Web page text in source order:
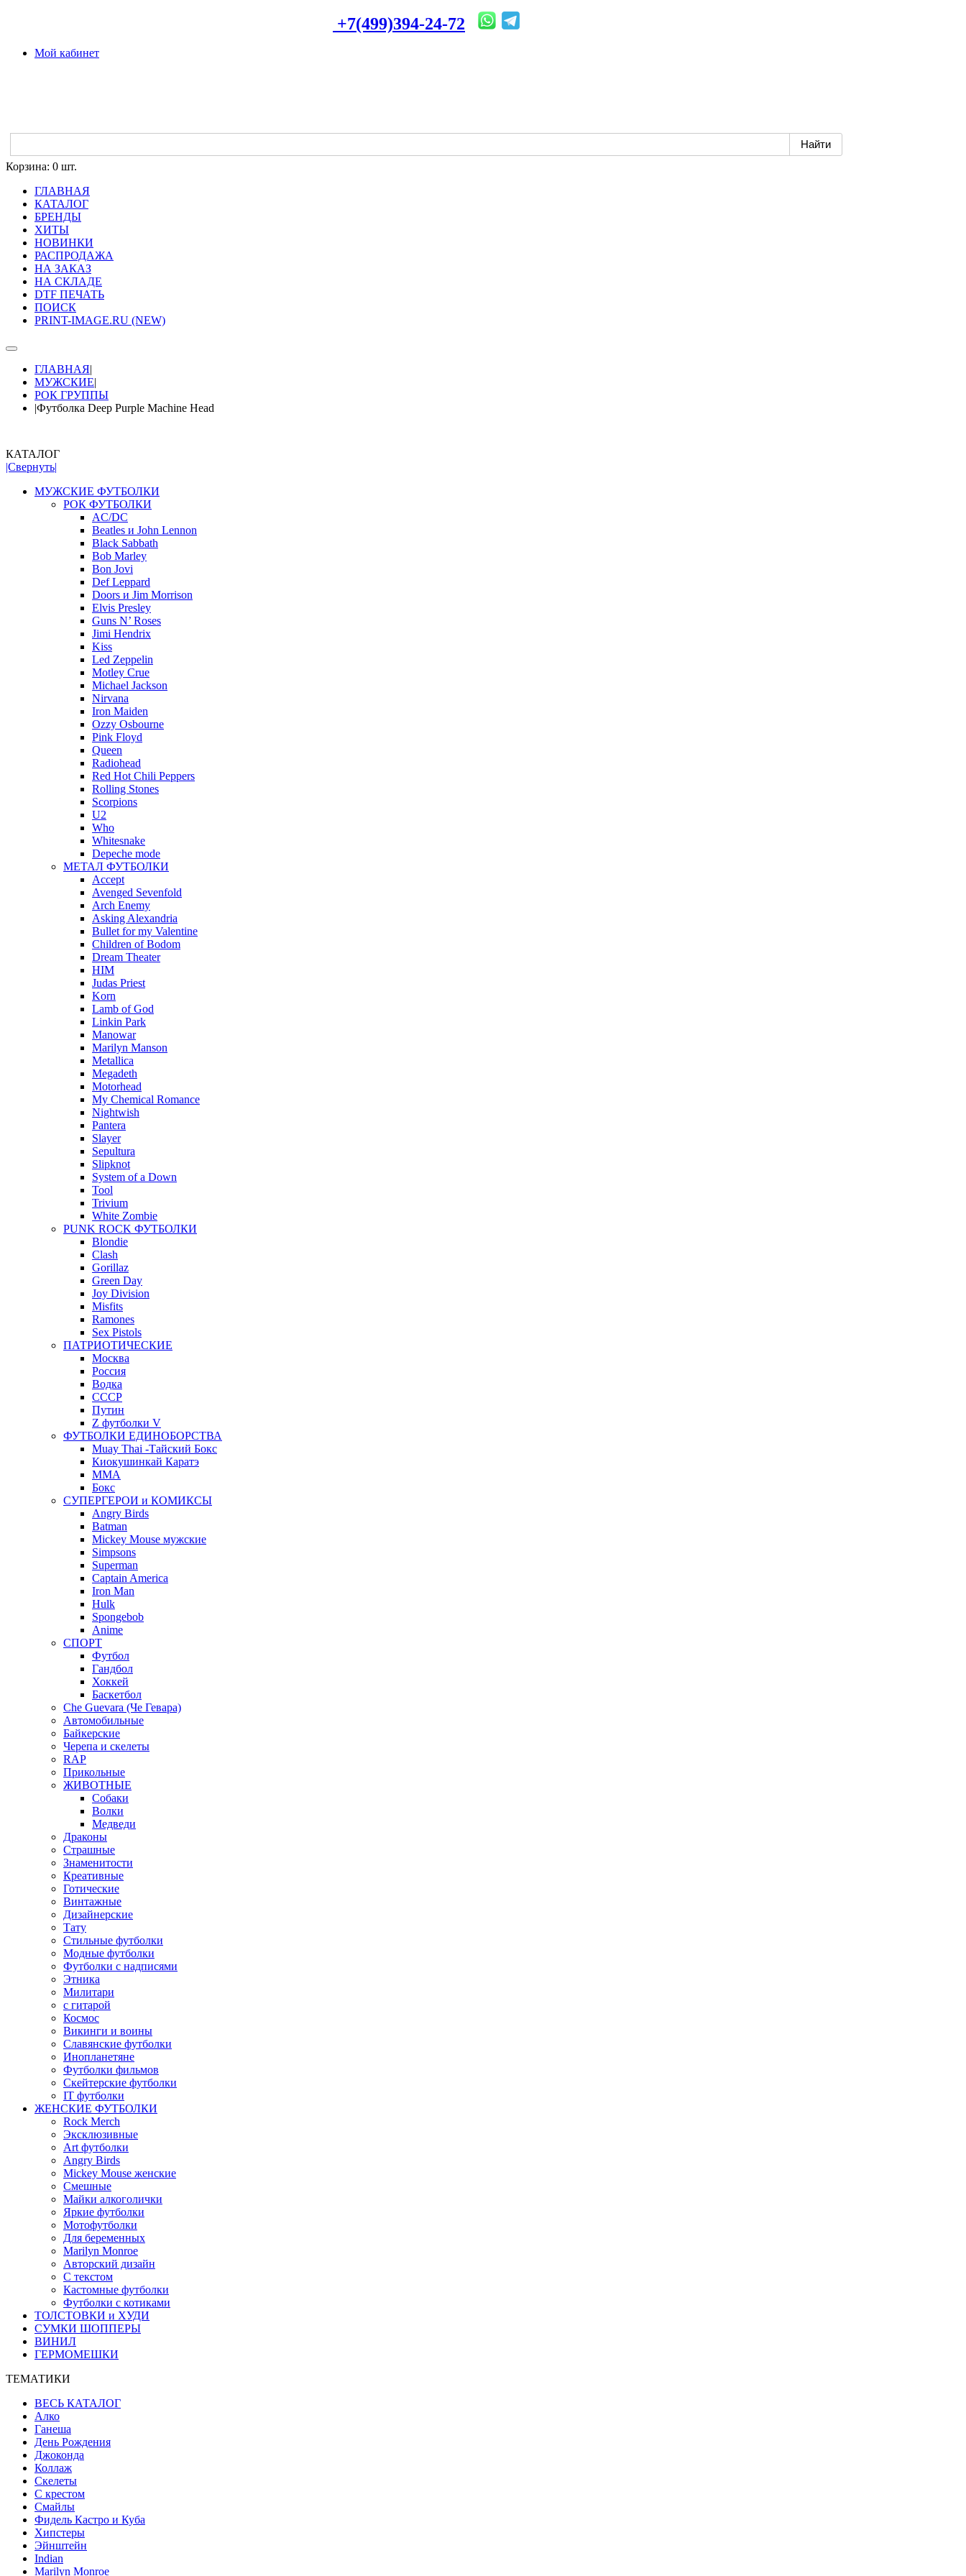
+7(499)394-24-72
Мой кабинет
Корзина: 0 шт.
ГЛАВНАЯ
КАТАЛОГ
БРЕНДЫ
ХИТЫ
НОВИНКИ
РАСПРОДАЖА
НА ЗАКАЗ
НА СКЛАДЕ
DTF ПЕЧАТЬ
ПОИСК
PRINT-IMAGE.RU (NEW)
ГЛАВНАЯ|
МУЖСКИЕ|
РОК ГРУППЫ
|Футболка Deep Purple Machine Head
КАТАЛОГ
|Свернуть|
МУЖСКИЕ ФУТБОЛКИ
РОК ФУТБОЛКИ
AC/DC
Beatles и John Lennon
Black Sabbath
Bob Marley
Bon Jovi
Def Leppard
Doors и Jim Morrison
Elvis Presley
Guns N’ Roses
Jimi Hendrix
Kiss
Led Zeppelin
Motley Crue
Michael Jackson
Nirvana
Iron Maiden
Ozzy Osbourne
Pink Floyd
Queen
Radiohead
Red Hot Chili Peppers
Rolling Stones
Scorpions
U2
Who
Whitesnake
Depeche mode
МЕТАЛ ФУТБОЛКИ
Accept
Avenged Sevenfold
Arch Enemy
Asking Alexandria
Bullet for my Valentine
Children of Bodom
Dream Theater
HIM
Judas Priest
Korn
Lamb of God
Linkin Park
Manowar
Marilyn Manson
Metallica
Megadeth
Motorhead
My Chemical Romance
Nightwish
Pantera
Slayer
Sepultura
Slipknot
System of a Down
Tool
Trivium
White Zombie
PUNK ROCK ФУТБОЛКИ
Blondie
Clash
Gorillaz
Green Day
Joy Division
Misfits
Ramones
Sex Pistols
ПАТРИОТИЧЕСКИЕ
Москва
Россия
Водка
СССР
Путин
Z футболки V
ФУТБОЛКИ ЕДИНОБОРСТВА
Muay Thai -Тайский Бокс
Киокушинкай Каратэ
MMA
Бокс
СУПЕРГЕРОИ и КОМИКСЫ
Angry Birds
Batman
Mickey Mouse мужские
Simpsons
Superman
Captain America
Iron Man
Hulk
Spongebob
Anime
СПОРТ
Футбол
Гандбол
Хоккей
Баскетбол
Che Guevara (Че Гевара)
Автомобильные
Байкерские
Черепа и скелеты
RAP
Прикольные
ЖИВОТНЫЕ
Собаки
Волки
Медведи
Драконы
Страшные
Знаменитости
Креативные
Готические
Винтажные
Дизайнерские
Тату
Стильные футболки
Модные футболки
Футболки с надписями
Этника
Милитари
с гитарой
Космос
Викинги и воины
Славянские футболки
Инопланетяне
Футболки фильмов
Скейтерские футболки
IT футболки
ЖЕНСКИЕ ФУТБОЛКИ
Rock Merch
Эксклюзивные
Art футболки
Angry Birds
Mickey Mouse женские
Смешные
Майки алкоголички
Яркие футболки
Мотофутболки
Для беременных
Marilyn Monroe
Авторский дизайн
С текстом
Кастомные футболки
Футболки с котиками
ТОЛСТОВКИ и ХУДИ
СУМКИ ШОППЕРЫ
ВИНИЛ
ГЕРМОМЕШКИ
ТЕМАТИКИ
ВЕСЬ КАТАЛОГ
Алко
Ганеша
День Рождения
Джоконда
Коллаж
Скелеты
С крестом
Смайлы
Фидель Кастро и Куба
Хипстеры
Эйнштейн
Indian
Marilyn Monroe